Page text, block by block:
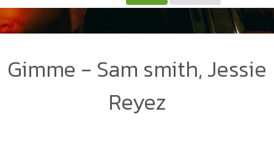
Gimme - Sam smith, Jessie
Reyez